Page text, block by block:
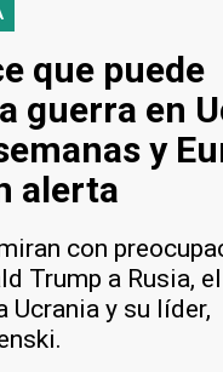
que puede
guerra en
y
alerta
con
Trump a Rusia,
Ucrania y su líder,